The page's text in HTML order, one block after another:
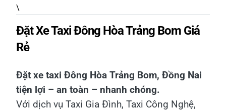
\
Đặt Xe Taxi Đông Hòa Trảng Bom Giá
Rẻ
Đặt xe taxi Đông Hòa Trảng Bom, Đồng Nai
tiện lợi – an toàn – nhanh chóng.
Với dịch vụ Taxi Gia Đình, Taxi Công Nghệ,